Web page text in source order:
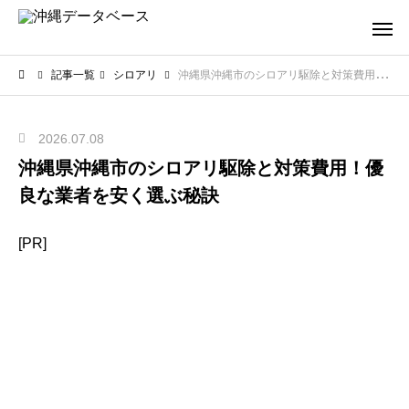
記事一覧 シロアリ 沖縄県沖縄市のシロアリ駆除と対策費用！優良な業者を安く選ぶ秘訣
2026.07.08
沖縄県沖縄市のシロアリ駆除と対策費用！優
良な業者を安く選ぶ秘訣
[PR]